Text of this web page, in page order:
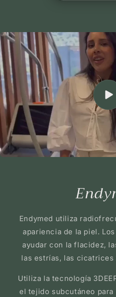
Endymed utiliza
apariencia de la piel.
ayudar con la flacidez,
las estrías, las
Utiliza la tecnología
el tejido subcutáneo